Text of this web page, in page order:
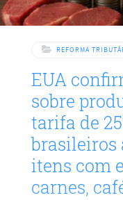
REFORMA
EUA
sobre
tarifa de
brasileiros
itens com
carnes,